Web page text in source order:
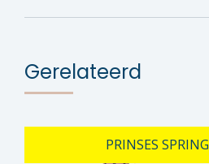
Gerelateerd
PRINSES